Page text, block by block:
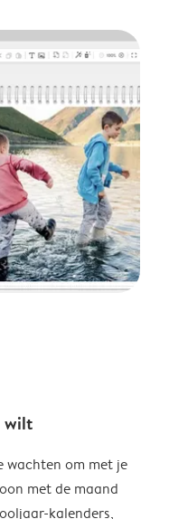
wilt
wachten om met je
met de maand
kalenders,